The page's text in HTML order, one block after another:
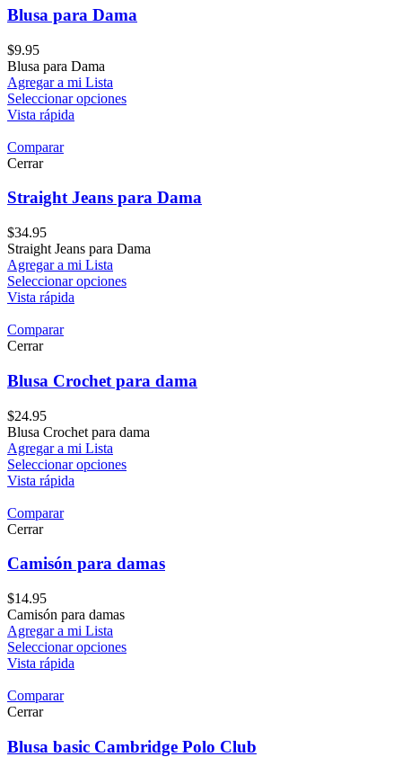
Blusa para Dama
$9.95
Blusa para Dama
Agregar a mi Lista
Seleccionar opciones
Vista rápida
Comparar
Cerrar
Straight Jeans para Dama
$34.95
Straight Jeans para Dama
Agregar a mi Lista
Seleccionar opciones
Vista rápida
Comparar
Cerrar
Blusa Crochet para dama
$24.95
Blusa Crochet para dama
Agregar a mi Lista
Seleccionar opciones
Vista rápida
Comparar
Cerrar
Camisón para damas
$14.95
Camisón para damas
Agregar a mi Lista
Seleccionar opciones
Vista rápida
Comparar
Cerrar
Blusa basic Cambridge Polo Club